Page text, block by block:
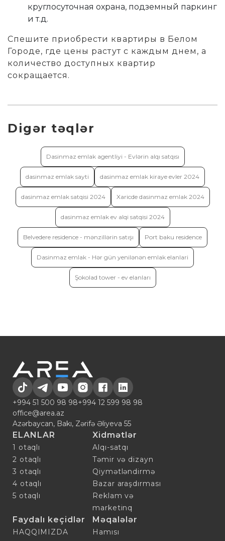
круглосуточная охрана, подземный паркинг
и т.д.
Спешите приобрести квартиры в Белом
Городе, где цены растут с каждым днем, а
количество доступных квартир
сокращается.
Digər təqlər
Dasinmaz emlak agentliyi - Evlərin alqı satqısı
dasinmaz emlak sayti dasinmaz emlak kiraye evler 2024
dasinmaz emlak satqisi 2024 Xaricde dasinmaz emlak 2024
dasinmaz emlak ev alqi satqisi 2024
Belvedere residence - mənzillərin satışı Port baku residence
Dasinmaz emlak - Hər gün yenilənən emlak elanlari
Şokolad tower - ev elanları
+994 51 500 98 98+994 12 599 98 98
office@area.az
Azərbaycan, Bakı, Zərifə Əliyeva 55
ELANLAR
1 otaqlı
2 otaqlı
3 otaqlı
4 otaqlı
5 otaqlı
Xidmətlər
Alqı-satqı
Təmir və dizayn
Qiymətləndirmə
Bazar araşdırması
Reklam və
marketinq
Faydalı keçidlər
HAQQIMIZDA
Məqalələr
Hamısı